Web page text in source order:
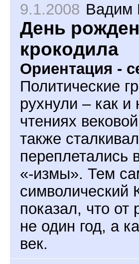
9.1.2008 Вадим
День
крокодила
Ориентация -
Политические
рухнули – как и
чтениях
также
переплетались
«-измы». Тем
символический
показал, что от
не один год, а
век.